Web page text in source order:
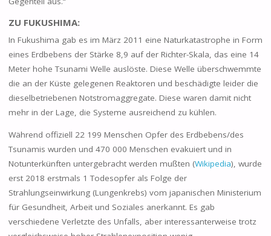
ZU FUKUSHIMA:
In Fukushima gab es im März 2011 eine Naturkatastrophe in Form
eines Erdbebens der Stärke 8,9 auf der Richter-Skala, das eine 14
Meter hohe Tsunami Welle auslöste. Diese Welle überschwemmte
die an der Küste gelegenen Reaktoren und beschädigte leider die
dieselbetriebenen Notstromaggregate. Diese waren damit nicht
mehr in der Lage, die Systeme ausreichend zu kühlen.
Während offiziell 22 199 Menschen Opfer des Erdbebens/des
Tsunamis wurden und 470 000 Menschen evakuiert und in
Notunterkünften untergebracht werden mußten (Wikipedia), wurde
erst 2018 erstmals 1 Todesopfer als Folge der
Strahlungseinwirkung (Lungenkrebs) vom japanischen Ministerium
für Gesundheit, Arbeit und Soziales anerkannt. Es gab
verschiedene Verletzte des Unfalls, aber interessanterweise trotz